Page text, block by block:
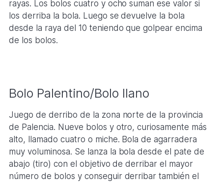
rayas. Los bolos cuatro y ocho suman ese valor si
los derriba la bola. Luego se devuelve la bola
desde la raya del 10 teniendo que golpear encima
de los bolos.
Bolo Palentino/Bolo llano
Juego de derribo de la zona norte de la provincia
de Palencia. Nueve bolos y otro, curiosamente más
alto, llamado cuatro o miche. Bola de agarradera
muy voluminosa. Se lanza la bola desde el pate de
abajo (tiro) con el objetivo de derribar el mayor
número de bolos y conseguir derribar también el